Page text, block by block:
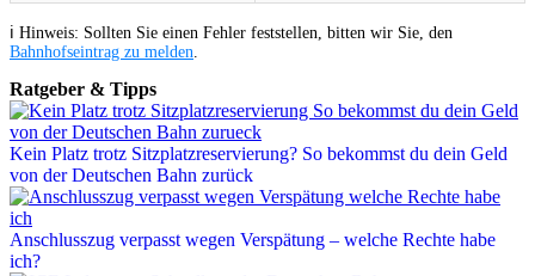
ℹ️ Hinweis: Sollten Sie einen Fehler feststellen, bitten wir Sie, den
Bahnhofseintrag zu melden
Ratgeber & Tipps
Kein Platz trotz Sitzplatzreservierung? So bekommst du dein Geld
von der Deutschen Bahn zurück
Anschlusszug verpasst wegen Verspätung – welche Rechte habe
ich?